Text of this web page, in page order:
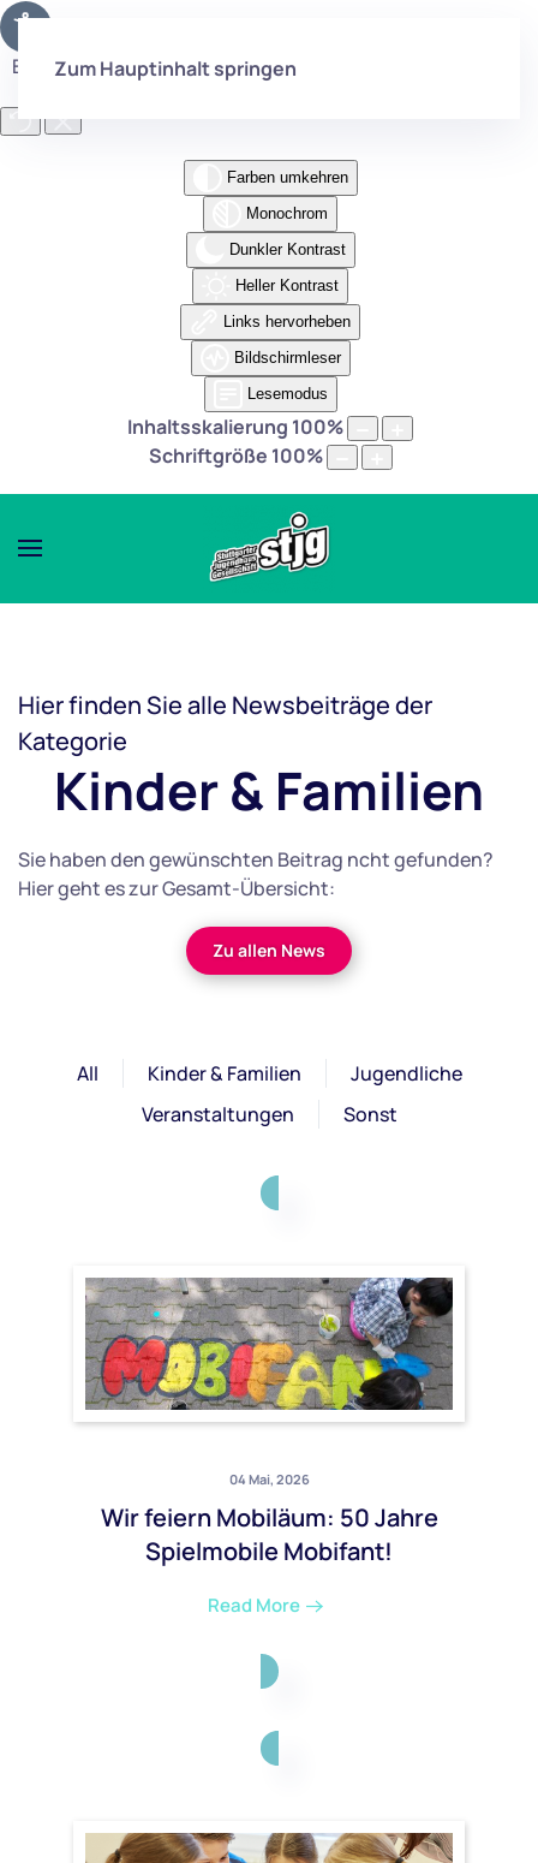
Eingabehilfen öffnen
Farben umkehren
Monochrom
Dunkler Kontrast
Heller Kontrast
Links hervorheben
Bildschirmleser
Lesemodus
Inhaltsskalierung 100%
Schriftgröße 100%
Zum Hauptinhalt springen
Hier finden Sie alle Newsbeiträge der
Kategorie
Kinder & Familien
Sie haben den gewünschten Beitrag ncht gefunden?
Hier geht es zur Gesamt-Übersicht:
Zu allen News
All Kinder & Familien
Jugendliche
Veranstaltungen
Sonst
04 Mai, 2026
Wir feiern Mobiläum: 50 Jahre
Spielmobile Mobifant!
Read More